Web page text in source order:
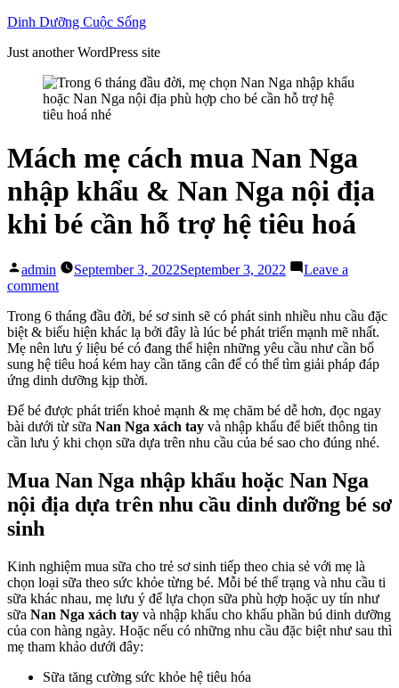
Skip
content
Dinh Dưỡng Cuộc Sống
Just another WordPress site
Mách mẹ cách mua Nan Nga
nhập khẩu & Nan Nga nội địa
khi bé cần hỗ trợ hệ tiêu hoá
Posted
by
admin September 3, 2022September 3, 2022
Leave a
commenton
mẹ
cách
mua
Nan
Nga
khẩu
&
Nan
nội
khi
hỗ
trợ
hệ
tiêu
hoá
Trong 6 tháng đầu đời, bé sơ sinh sẽ có phát sinh nhiều nhu cầu đặc
biệt & biểu hiện khác lạ bởi đây là lúc bé phát triển mạnh mẽ nhất.
Mẹ nên lưu ý liệu bé có đang thể hiện những yêu cầu như cần bổ
sung hệ tiêu hoá kém hay cần tăng cân để có thể tìm giải pháp đáp
ứng dinh dưỡng kịp thời.
Để bé được phát triển khoẻ mạnh & mẹ chăm bé dễ hơn, đọc ngay
bài dưới từ sữa Nan Nga xách tay và nhập khẩu để biết thông tin
cần lưu ý khi chọn sữa dựa trên nhu cầu của bé sao cho đúng nhé.
Mua Nan Nga nhập khẩu hoặc Nan Nga
nội địa dựa trên nhu cầu dinh dưỡng bé sơ
sinh
Kinh nghiệm mua sữa cho trẻ sơ sinh tiếp theo chia sẻ với mẹ là
chọn loại sữa theo sức khỏe từng bé. Mỗi bé thể trạng và nhu cầu ti
sữa khác nhau, mẹ lưu ý để lựa chọn sữa phù hợp hoặc uy tín như
sữa Nan Nga xách tay và nhập khẩu cho khẩu phần bú dinh dưỡng
của con hàng ngày. Hoặc nếu có những nhu cầu đặc biệt như sau thì
mẹ tham khảo dưới đây:
Sữa tăng cường sức khỏe hệ tiêu hóa